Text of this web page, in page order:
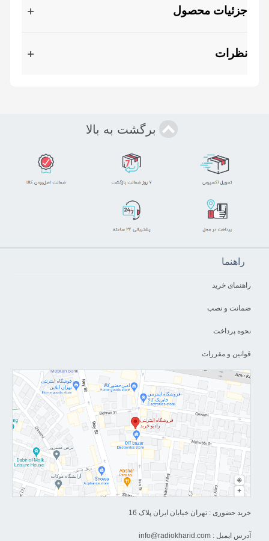
جزئیات محصول
نظرات
برگشت به بالا
راهنما
راهنمای خرید
ضمانت و نصب
نحوه پرداخت
قوانین و مقررات
خرید حضوری : تهران خیابان ایران پلاک 16
آدرس ایمیل : info@radiokharid.com